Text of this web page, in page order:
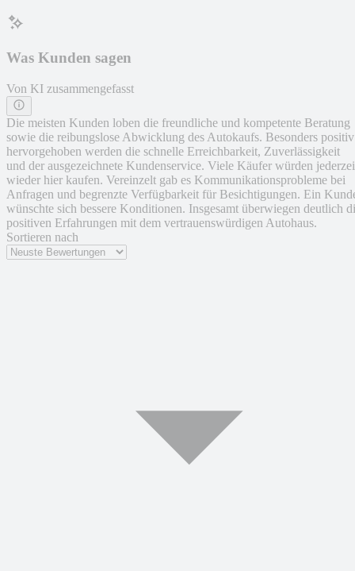
Was Kunden sagen
Von KI zusammengefasst
Die meisten Kunden loben die freundliche und kompetente Beratung
sowie die reibungslose Abwicklung des Autokaufs. Besonders positiv
hervorgehoben werden die schnelle Erreichbarkeit, Zuverlässigkeit
und der ausgezeichnete Kundenservice. Viele Käufer würden
wieder hier kaufen. Vereinzelt gab es Kommunikationsprobleme bei
Anfragen und begrenzte Verfügbarkeit für Besichtigungen. Ein
wünschte sich bessere Konditionen. Insgesamt überwiegen deutlich
positiven Erfahrungen mit dem vertrauenswürdigen Autohaus.
Sortieren nach